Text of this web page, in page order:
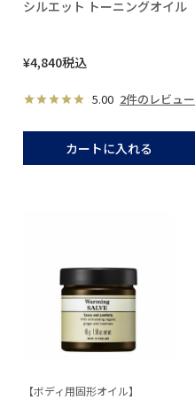
シルエット トーニングオイル
¥4,840税込
5.00 2件のレビュー
カートに入れる
【ボディ用固形オイル】